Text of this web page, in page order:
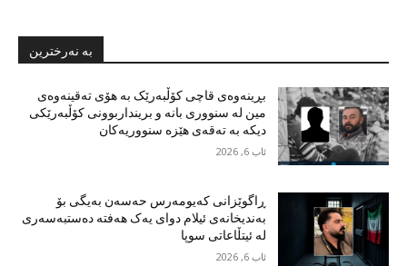
بە نەرخترین
بڕینەوەی قاچی کۆڵبەرێک بە هۆی تەقینەوەی
مین لە سنووری بانە و برینداربوونی کۆڵبەرێکی
دیکە بە تەقەی هێزە سنووریەکان
ئاب 6, 2026
ڕاگوێزانی کەیومەرس حەسەن بەیگی بۆ
بەندیخانەی ئیلام دوای یەک هەفتە دەستبەسەری
لە ئیتڵاعاتی سوپا
ئاب 6, 2026